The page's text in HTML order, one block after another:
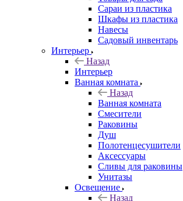
Сараи из пластика
Шкафы из пластика
Навесы
Садовый инвентарь
Интерьер
Назад
Интерьер
Ванная комната
Назад
Ванная комната
Смесители
Раковины
Душ
Полотенцесушители
Аксессуары
Сливы для раковины
Унитазы
Освещение
Назад